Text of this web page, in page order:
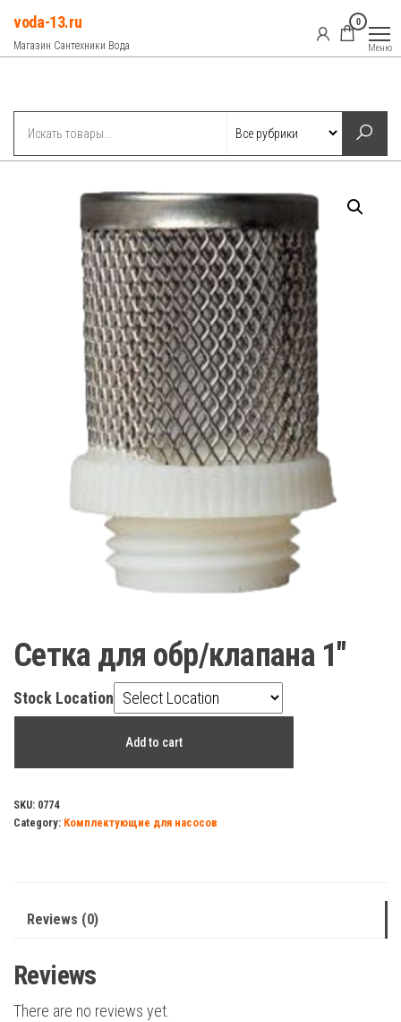
Перейти
содержимому
voda-13.ru
Магазин Сантехники Вода
0
Меню
Сетка для обр/клапана 1″
Stock Location
клапана
1"
Add to cart
SKU: 0774
Category: Комплектующие для насосов
Reviews (0)
Reviews
There are no reviews yet.